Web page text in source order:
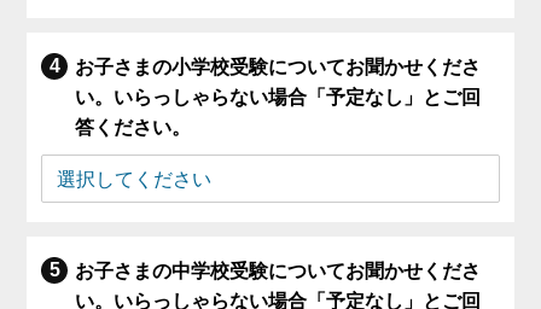
お子さまの小学校受験についてお聞かせくださ
い。いらっしゃらない場合「予定なし」とご回
答ください。
お子さまの中学校受験についてお聞かせくださ
い。いらっしゃらない場合「予定なし」とご回